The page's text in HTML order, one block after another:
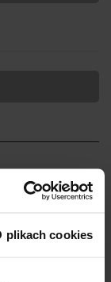
plikach cookies